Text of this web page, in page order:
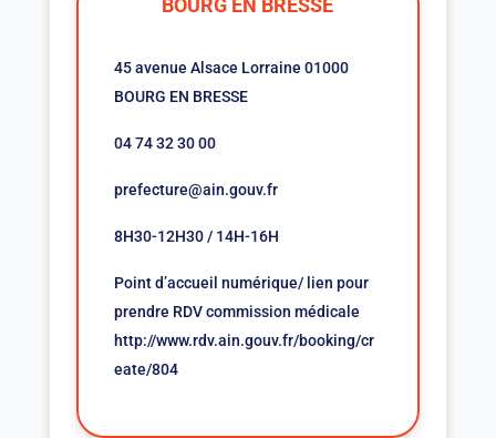
BOURG EN BRESSE
45 avenue Alsace Lorraine 01000
BOURG EN BRESSE
04 74 32 30 00
prefecture@ain.gouv.fr
8H30-12H30 / 14H-16H
Point d’accueil numérique/ lien pour
prendre RDV commission médicale
http://www.rdv.ain.gouv.fr/booking/cr
eate/804